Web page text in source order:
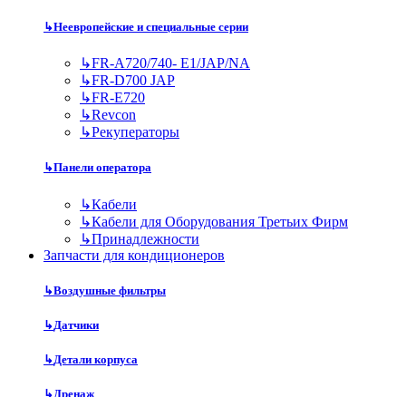
↳Неевропейские и специальные серии
↳FR-A720/740- E1/JAP/NA
↳FR-D700 JAP
↳FR-E720
↳Revcon
↳Рекуператоры
↳Панели оператора
↳Кабели
↳Кабели для Оборудования Третьих Фирм
↳Принадлежности
Запчасти для кондиционеров
↳Воздушные фильтры
↳Датчики
↳Детали корпуса
↳Дренаж